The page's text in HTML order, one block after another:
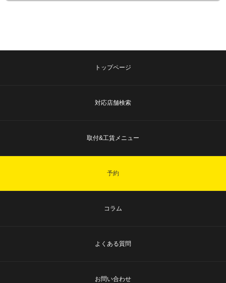
トップページ
対応店舗検索
取付&工賃メニュー
予約
コラム
よくある質問
お問い合わせ